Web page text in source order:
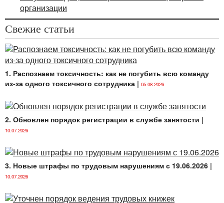
организации
Свежие статьи
1. Распознаем токсичность: как не погубить всю команду
из-за одного токсичного сотрудника | 05.08.2026
2. Обновлен порядок регистрации в службе занятости |
10.07.2026
3. Новые штрафы по трудовым нарушениям с 19.06.2026 |
10.07.2026